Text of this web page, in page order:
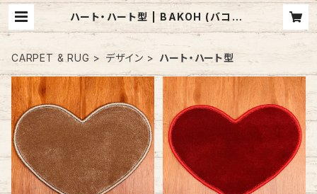
ハート・ハート型 | BAKOH (バコー)
/ アメリカ製 カーペット・ラグのお店
CARPET & RUG デザイン ハート・ハート型